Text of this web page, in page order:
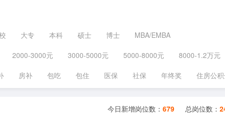
大专 本科 硕士 博士
MBA/EMBA
2000-3000元 3000-5000元 5000-8000元 8000-1.2万元
房补 包吃 包住 医保 社保 年终奖 住房公
今日新增岗位数：679 总岗位数：